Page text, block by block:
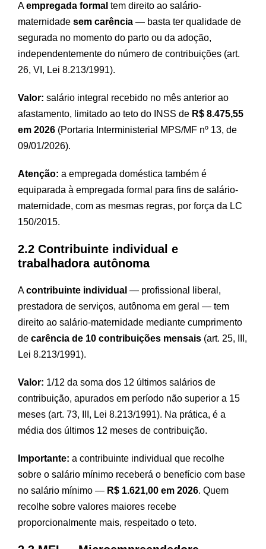
Aempregada formal tem direito ao salário-
maternidade sem carência — basta ter qualidade de
segurada no momento do parto ou da adoção,
independentemente do número de contribuições (art.
26, VI, Lei 8.213/1991).
Valor: salário integral recebido no mês anterior ao
afastamento, limitado ao teto do INSS de R$ 8.475,55
em 2026 (Portaria Interministerial MPS/MF nº 13, de
09/01/2026).
Atenção: a empregada doméstica também é
equiparada à empregada formal para fins de salário-
maternidade, com as mesmas regras, por força da LC
150/2015.
2.2 Contribuinte individual e
trabalhadora autônoma
Acontribuinte individual — profissional liberal,
prestadora de serviços, autônoma em geral — tem
direito ao salário-maternidade mediante cumprimento
de carência de 10 contribuições mensais (art. 25, III,
Lei 8.213/1991).
Valor: 1/12 da soma dos 12 últimos salários de
contribuição, apurados em período não superior a 15
meses (art. 73, III, Lei 8.213/1991). Na prática, é a
média dos últimos 12 meses de contribuição.
Importante: a contribuinte individual que recolhe
sobre o salário mínimo receberá o benefício com base
no salário mínimo — R$ 1.621,00 em 2026. Quem
recolhe sobre valores maiores recebe
proporcionalmente mais, respeitado o teto.